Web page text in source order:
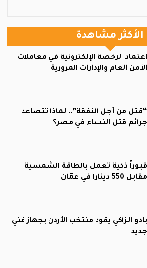
الأكثر مشاهدة
اعتماد الرخصة الإلكترونية في معاملات
الأمن العام والإدارات المرورية
“قتل من أجل النفقة”.. لماذا تتصاعد
جرائم قتل النساء في مصر؟
قبوراً ذكية تعمل بالطاقة الشمسية
مقابل 550 دينارا في عمّان
بادو الزاكي يقود منتخب الأردن بجهاز فني
جديد